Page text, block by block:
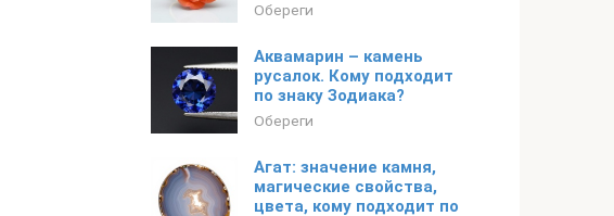
Обереги
Аквамарин – камень
русалок. Кому подходит
по знаку Зодиака?
Обереги
Агат: значение камня,
магические свойства,
цвета, кому подходит по